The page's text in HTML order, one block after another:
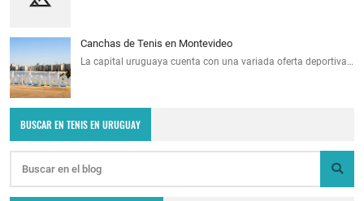
Canchas de Tenis en Montevideo
La capital uruguaya cuenta con una variada oferta deportiva…
BUSCAR EN TENIS EN URUGUAY